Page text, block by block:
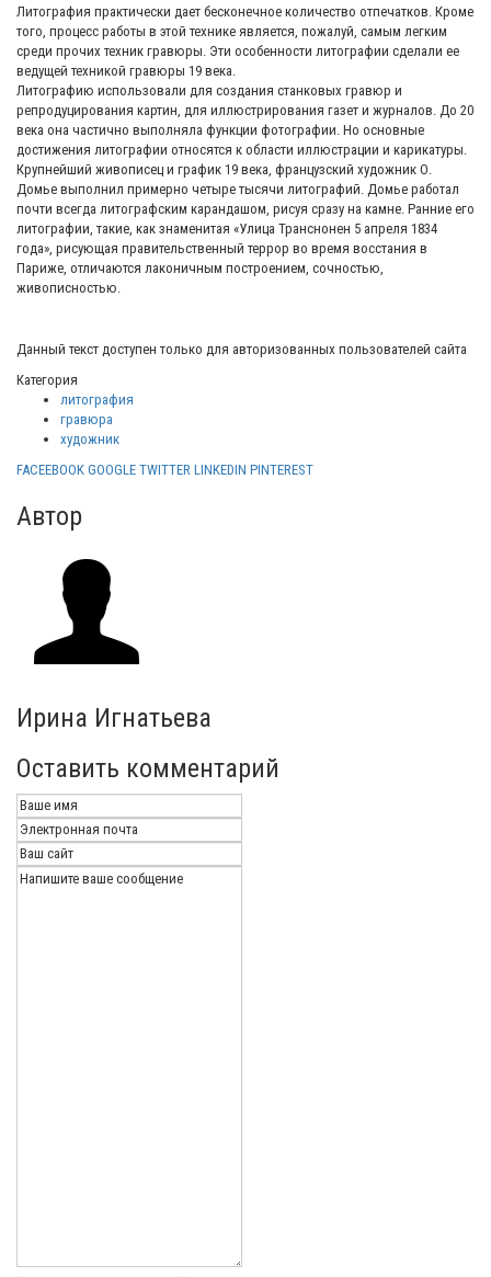
Литография практически дает бесконечное количество отпечатков. Кроме
того, процесс работы в этой технике является, пожалуй, самым легким
среди прочих техник гравюры. Эти особенности литографии сделали ее
ведущей техникой гравюры 19 века.
Литографию использовали для создания станковых гравюр и
репродуцирования картин, для иллюстрирования газет и журналов. До 20
века она частично выполняла функции фотографии. Но основные
достижения литографии относятся к области иллюстрации и карикатуры.
Крупнейший живописец и график 19 века, французский художник О.
Домье выполнил примерно четыре тысячи литографий. Домье работал
почти всегда литографским карандашом, рисуя сразу на камне. Ранние его
литографии, такие, как знаменитая «Улица Транснонен 5 апреля 1834
года», рисующая правительственный террор во время восстания в
Париже, отличаются лаконичным построением, сочностью,
живописностью.
Данный текст доступен только для авторизованных пользователей сайта
Категория
литография
гравюра
художник
FACEEBOOK GOOGLE TWITTER LINKEDIN PINTEREST
Автор
Ирина Игнатьева
Оставить комментарий